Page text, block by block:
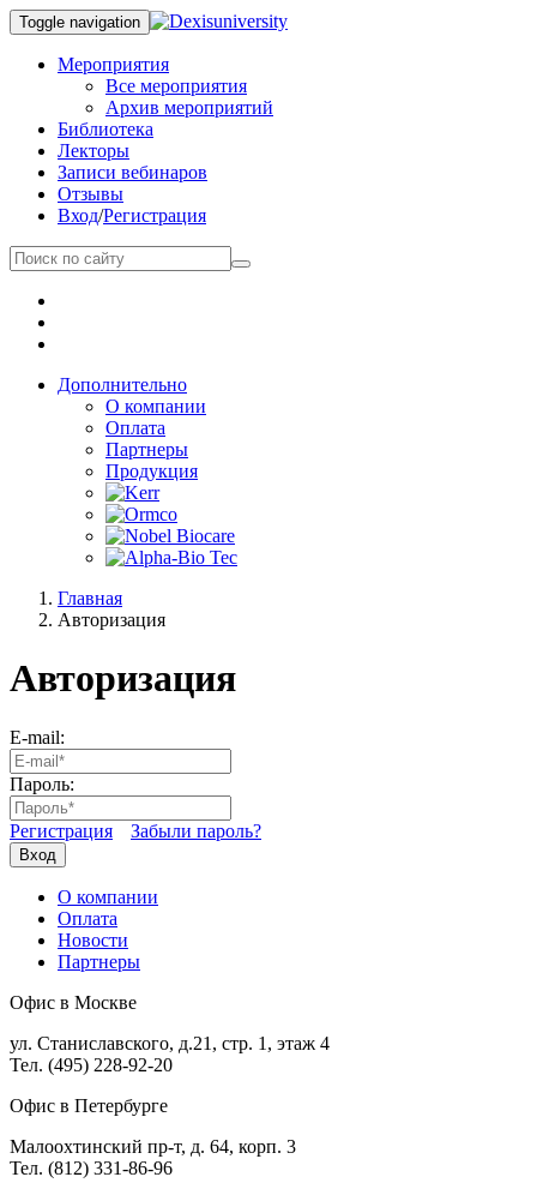
Toggle navigation
Мероприятия
Все мероприятия
Архив мероприятий
Библиотека
Лекторы
Записи вебинаров
Отзывы
Вход/Регистрация
Дополнительно
О компании
Оплата
Партнеры
Продукция
Главная
Авторизация
Авторизация
E-mail:
Пароль:
Регистрация Забыли пароль?
Вход
О компании
Оплата
Новости
Партнеры
Офис в Москве
ул. Станиславского, д.21, стр. 1, этаж 4
Тел. (495) 228-92-20
Офис в Петербурге
Малоохтинский пр-т, д. 64, корп. 3
Тел. (812) 331-86-96